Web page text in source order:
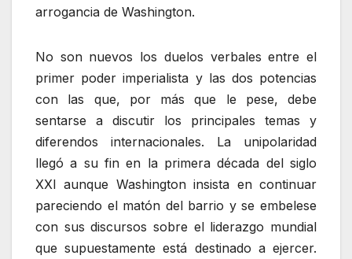
arrogancia de Washington.
No son nuevos los duelos verbales entre el
primer poder imperialista y las dos potencias
con las que, por más que le pese, debe
sentarse a discutir los principales temas y
diferendos internacionales. La unipolaridad
llegó a su fin en la primera década del siglo
XXI aunque Washington insista en continuar
pareciendo el matón del barrio y se embelese
con sus discursos sobre el liderazgo mundial
que supuestamente está destinado a ejercer.